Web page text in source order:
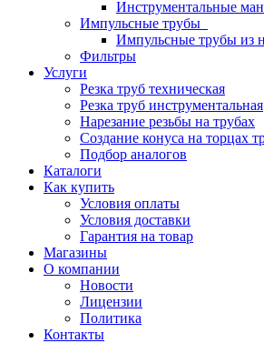
Инструментальные
Импульсные трубы
Импульсные трубы из
Фильтры
Услуги
Резка труб техническая
Резка труб инструментальная
Нарезание резьбы на трубах
Создание конуса на торцах
Подбор аналогов
Каталоги
Как купить
Условия оплаты
Условия доставки
Гарантия на товар
Магазины
О компании
Новости
Лицензии
Политика
Контакты